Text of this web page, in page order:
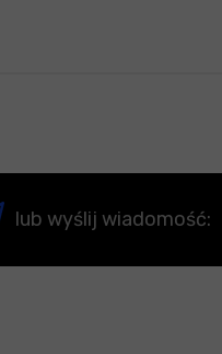
lub wyślij wiadomość: